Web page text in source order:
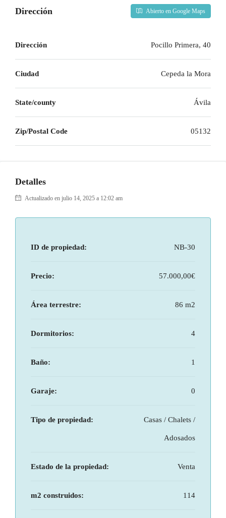
Dirección Abierto en Google Maps
Dirección Pocillo Primera, 40
Ciudad Cepeda la Mora
State/county Ávila
Zip/Postal Code 05132
Detalles
Actualizado en julio 14, 2025 a 12:02 am
ID de propiedad: NB-30
Precio: 57.000,00€
Área terrestre: 86 m2
Dormitorios: 4
Baño: 1
Garaje: 0
Tipo de propiedad: Casas / Chalets /
Adosados
Estado de la propiedad: Venta
m2 construidos: 114